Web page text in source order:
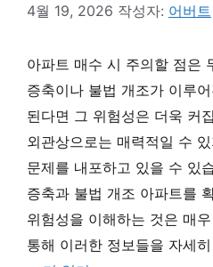
4월 19, 2026 작성자: 어버트
아파트 매수 시 주의할 점은
증축이나 불법 개조가 이루
된다면 그 위험성은 더욱 커
외관상으로는 매력적일 수
문제를 내포하고 있을 수 있
증축과 불법 개조 아파트를
위험성을 이해하는 것은 매
통해 이러한 정보들을 자세